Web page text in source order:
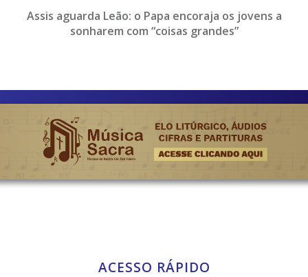
Assis aguarda Leão: o Papa encoraja os jovens a
sonharem com “coisas grandes”
ACESSO RÁPIDO